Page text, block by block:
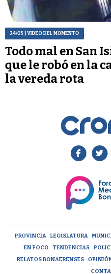
24/05 | VIDEO DEL MOMENTO
Todo mal en San
que le robó en la
la vereda rota
PROVINCIA LEGISLATURA
EN FOCO
TENDENCIAS
RELATOS BONAERENSES